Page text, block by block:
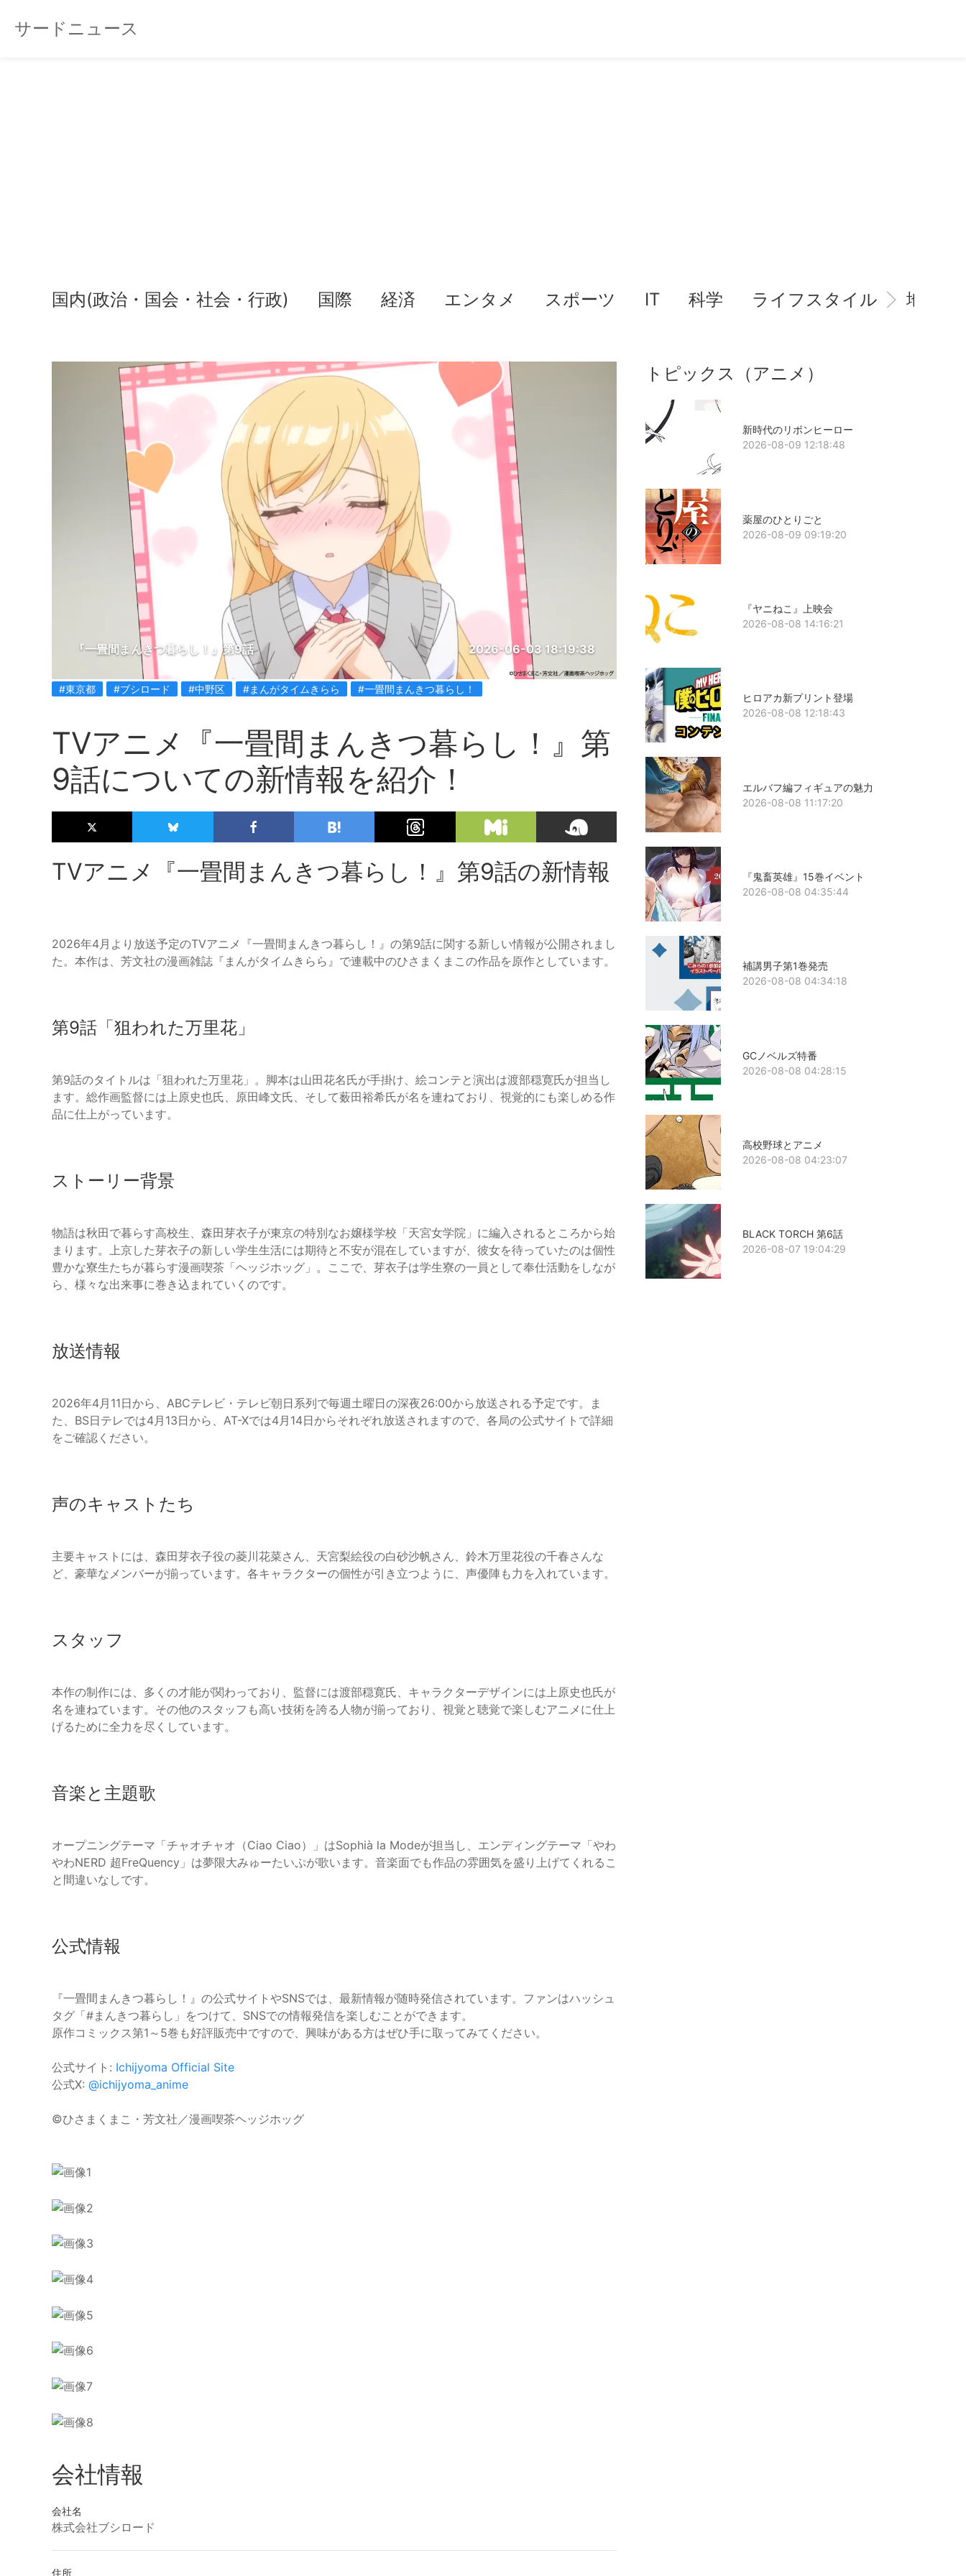
サードニュース
国内(政治・国会・社会・行政) 国際 経済 エンタメ スポーツ IT 科学 ライフスタイル 地域情
『一畳間まんきつ暮らし！』第9話 2026-06-03 18:19:38
#東京都 #ブシロード #中野区 #まんがタイムきらら #一畳間まんきつ暮らし！
TVアニメ『一畳間まんきつ暮らし！』第
9話についての新情報を紹介！
TVアニメ『一畳間まんきつ暮らし！』第9話の新情報
2026年4月より放送予定のTVアニメ『一畳間まんきつ暮らし！』の第9話に関する新しい情報が公開されまし
た。本作は、芳文社の漫画雑誌『まんがタイムきらら』で連載中のひさまくまこの作品を原作としています。
第9話「狙われた万里花」
第9話のタイトルは「狙われた万里花」。脚本は山田花名氏が手掛け、絵コンテと演出は渡部穏寛氏が担当し
ます。総作画監督には上原史也氏、原田峰文氏、そして薮田裕希氏が名を連ねており、視覚的にも楽しめる作
品に仕上がっています。
ストーリー背景
物語は秋田で暮らす高校生、森田芽衣子が東京の特別なお嬢様学校「天宮女学院」に編入されるところから始
まります。上京した芽衣子の新しい学生生活には期待と不安が混在していますが、彼女を待っていたのは個性
豊かな寮生たちが暮らす漫画喫茶「ヘッジホッグ」。ここで、芽衣子は学生寮の一員として奉仕活動をしなが
ら、様々な出来事に巻き込まれていくのです。
放送情報
2026年4月11日から、ABCテレビ・テレビ朝日系列で毎週土曜日の深夜26:00から放送される予定です。ま
た、BS日テレでは4月13日から、AT-Xでは4月14日からそれぞれ放送されますので、各局の公式サイトで詳細
をご確認ください。
声のキャストたち
主要キャストには、森田芽衣子役の菱川花菜さん、天宮梨絵役の白砂沙帆さん、鈴木万里花役の千春さんな
ど、豪華なメンバーが揃っています。各キャラクターの個性が引き立つように、声優陣も力を入れています。
スタッフ
本作の制作には、多くの才能が関わっており、監督には渡部穏寛氏、キャラクターデザインには上原史也氏が
名を連ねています。その他のスタッフも高い技術を誇る人物が揃っており、視覚と聴覚で楽しむアニメに仕上
げるために全力を尽くしています。
音楽と主題歌
オープニングテーマ「チャオチャオ（Ciao Ciao）」はSophià la Modeが担当し、エンディングテーマ「やわ
やわNERD 超FreQuency」は夢限大みゅーたいぷが歌います。音楽面でも作品の雰囲気を盛り上げてくれるこ
と間違いなしです。
公式情報
『一畳間まんきつ暮らし！』の公式サイトやSNSでは、最新情報が随時発信されています。ファンはハッシュ
タグ「#まんきつ暮らし」をつけて、SNSでの情報発信を楽しむことができます。
原作コミックス第1～5巻も好評販売中ですので、興味がある方はぜひ手に取ってみてください。
公式サイト: Ichijyoma Official Site
公式X: @ichijyoma_anime
©︎ひさまくまこ・芳文社／漫画喫茶ヘッジホッグ
会社情報
会社名
株式会社ブシロード
住所
トピックス（アニメ）
新時代のリボンヒーロー
2026-08-09 12:18:48
薬屋のひとりごと
2026-08-09 09:19:20
『ヤニねこ』上映会
2026-08-08 14:16:21
ヒロアカ新プリント登場
2026-08-08 12:18:43
エルバフ編フィギュアの魅力
2026-08-08 11:17:20
『鬼畜英雄』15巻イベント
2026-08-08 04:35:44
補講男子第1巻発売
2026-08-08 04:34:18
GCノベルズ特番
2026-08-08 04:28:15
高校野球とアニメ
2026-08-08 04:23:07
BLACK TORCH 第6話
2026-08-07 19:04:29